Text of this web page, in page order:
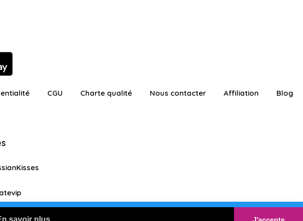
Je m'inscris GRATUITEMENT
CGU Charte qualité Nous contacter Affiliation Blog